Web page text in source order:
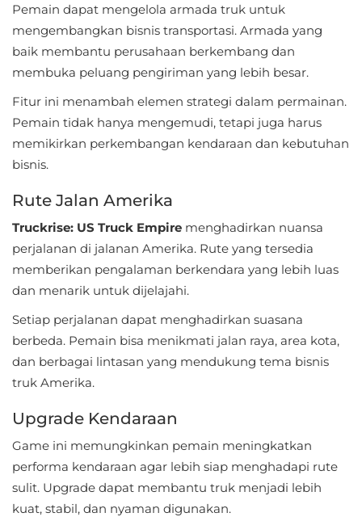
Food
&
Drink
Health
&
Fitness
House
&
Home
Libraries
&
Demo
Navigation
Medical
Pemain dapat mengelola armada truk untuk
mengembangkan bisnis transportasi. Armada yang
baik membantu perusahaan berkembang dan
membuka peluang pengiriman yang lebih besar.
Fitur ini menambah elemen strategi dalam permainan.
Pemain tidak hanya mengemudi, tetapi juga harus
memikirkan perkembangan kendaraan dan kebutuhan
bisnis.
Rute Jalan Amerika
Truckrise: US Truck Empire menghadirkan nuansa
perjalanan di jalanan Amerika. Rute yang tersedia
memberikan pengalaman berkendara yang lebih luas
dan menarik untuk dijelajahi.
Setiap perjalanan dapat menghadirkan suasana
berbeda. Pemain bisa menikmati jalan raya, area kota,
dan berbagai lintasan yang mendukung tema bisnis
truk Amerika.
Upgrade Kendaraan
Game ini memungkinkan pemain meningkatkan
performa kendaraan agar lebih siap menghadapi rute
sulit. Upgrade dapat membantu truk menjadi lebih
kuat, stabil, dan nyaman digunakan.